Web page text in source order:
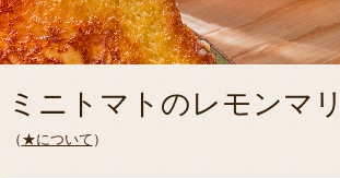
ミニトマトのレモンマ
（ ★について ）